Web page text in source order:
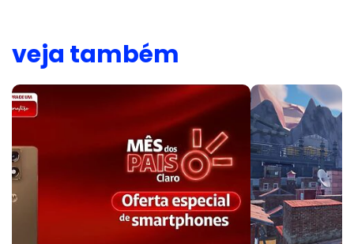
veja também